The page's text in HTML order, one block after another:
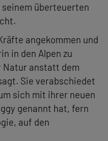
überteuerten
angekommen und
in den Alpen zu
Natur anstatt dem
Sie verabschiedet
sich mit ihrer neuen
genannt hat, fern
auf den